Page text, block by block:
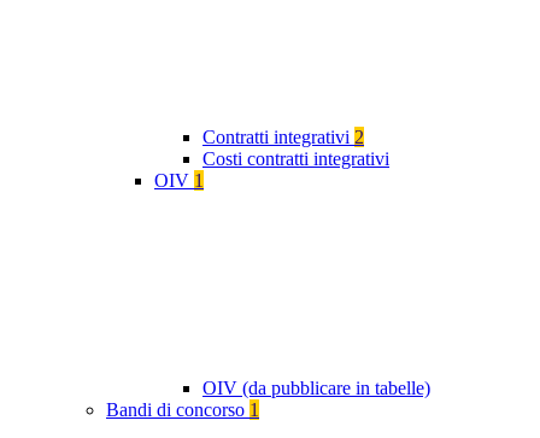
Contratti integrativi 2
Costi contratti integrativi
OIV 1
OIV (da pubblicare in tabelle)
Bandi di concorso 1